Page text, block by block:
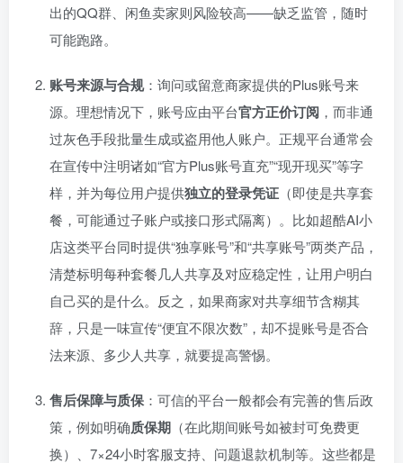
出的QQ群、闲鱼卖家则风险较高——缺乏监管，随时
可能跑路。
账号来源与合规：询问或留意商家提供的Plus账号来
源。理想情况下，账号应由平台官方正价订阅 ，而非通
过灰色手段批量生成或盗用他人账户。正规平台通常会
在宣传中注明诸如“官方Plus账号直充”“现开现买”等字
样，并为每位用户提供独立的登录凭证 （即使是共享套
餐，可能通过子账户或接口形式隔离）。比如超酷AI小
店这类平台同时提供“独享账号”和“共享账号”两类产品，
清楚标明每种套餐几人共享及对应稳定性，让用户明白
自己买的是什么。反之，如果商家对共享细节含糊其
辞，只是一味宣传“便宜不限次数”，却不提账号是否合
法来源、多少人共享，就要提高警惕。
售后保障与质保 ：可信的平台一般都会有完善的售后政
策，例如明确质保期 （在此期间账号如被封可免费更
换）、7×24小时客服支持、问题退款机制等。这些都是